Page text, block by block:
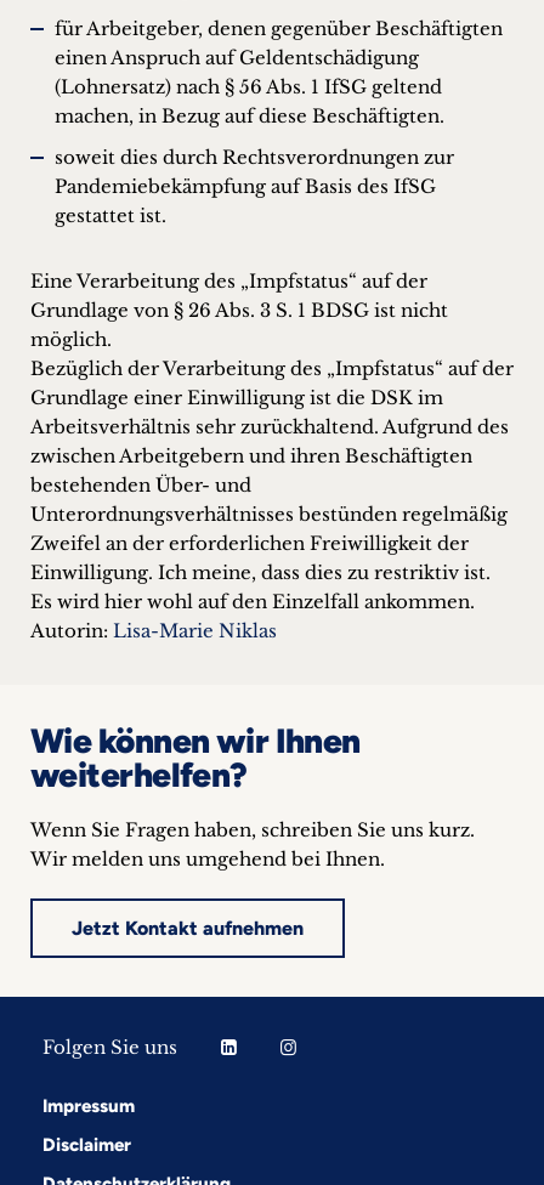
für Arbeitgeber, denen gegenüber Beschäftigten
einen Anspruch auf Geldentschädigung
(Lohnersatz) nach § 56 Abs. 1 IfSG geltend
machen, in Bezug auf diese Beschäftigten.
soweit dies durch Rechtsverordnungen zur
Pandemiebekämpfung auf Basis des IfSG
gestattet ist.
Eine Verarbeitung des „Impfstatus“ auf der
Grundlage von § 26 Abs. 3 S. 1 BDSG ist nicht
möglich.
Bezüglich der Verarbeitung des „Impfstatus“ auf der
Grundlage einer Einwilligung ist die DSK im
Arbeitsverhältnis sehr zurückhaltend. Aufgrund des
zwischen Arbeitgebern und ihren Beschäftigten
bestehenden Über- und
Unterordnungsverhältnisses bestünden regelmäßig
Zweifel an der erforderlichen Freiwilligkeit der
Einwilligung. Ich meine, dass dies zu restriktiv ist.
Es wird hier wohl auf den Einzelfall ankommen.
Autorin: Lisa-Marie Niklas
Wie können wir Ihnen
weiterhelfen?
Wenn Sie Fragen haben, schreiben Sie uns kurz.
Wir melden uns umgehend bei Ihnen.
Jetzt Kontakt aufnehmen
Folgen Sie uns
Impressum
Disclaimer